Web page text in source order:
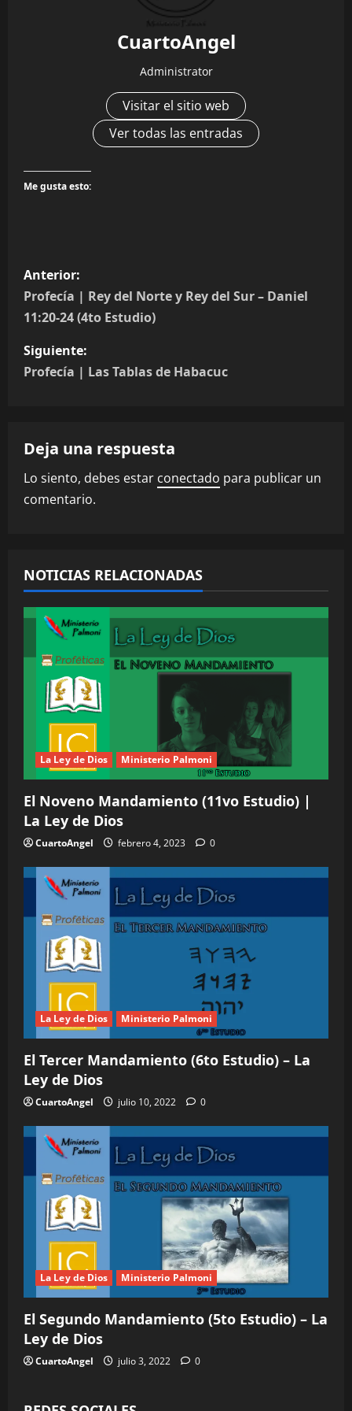
CuartoAngel
Administrator
Visitar el sitio web
Ver todas las entradas
Me gusta esto:
N
a
e
c
i
n
d
e
a
d
a
Anterior:
Profecía | Rey del Norte y Rey del Sur – Daniel
11:20-24 (4to Estudio)
Siguiente:
Profecía | Las Tablas de Habacuc
Deja una respuesta
Lo siento, debes estar conectado para publicar un
comentario.
NOTICIAS RELACIONADAS
La Ley de Dios Ministerio Palmoni
El Noveno Mandamiento (11vo Estudio) |
La Ley de Dios
CuartoAngel febrero 4, 2023 0
La Ley de Dios Ministerio Palmoni
El Tercer Mandamiento (6to Estudio) – La
Ley de Dios
CuartoAngel julio 10, 2022 0
La Ley de Dios Ministerio Palmoni
El Segundo Mandamiento (5to Estudio) – La
Ley de Dios
CuartoAngel julio 3, 2022 0